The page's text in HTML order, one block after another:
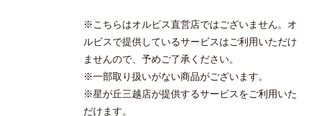
※こちらはオルビス直営店ではございません。オ
ルビスで提供しているサービスはご利用いただけ
ませんので、予めご了承ください。
※一部取り扱いがない商品がございます。
※星が丘三越店が提供するサービスをご利用いた
だけます。